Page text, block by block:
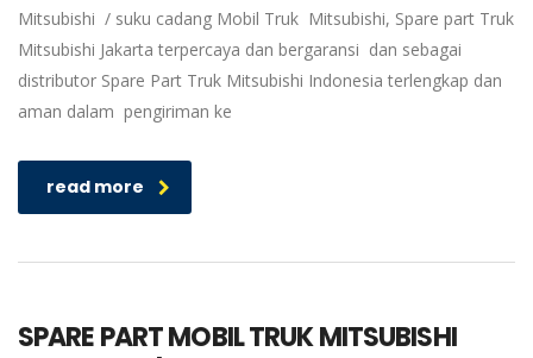
Mitsubishi / suku cadang Mobil Truk Mitsubishi, Spare part Truk
Mitsubishi Jakarta terpercaya dan bergaransi dan sebagai
distributor Spare Part Truk Mitsubishi Indonesia terlengkap dan
aman dalam pengiriman ke
read more
SPARE PART MOBIL TRUK MITSUBISHI